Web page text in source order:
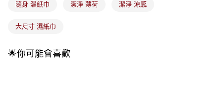
隨身 濕紙巾 潔淨 薄荷 潔淨 涼感
大尺寸 濕紙巾
🌟你可能會喜歡